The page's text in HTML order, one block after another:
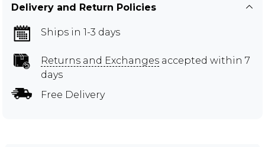
Delivery and Return Policies
Ships in 1-3 days
Returns and Exchanges accepted within 7
days
Free Delivery